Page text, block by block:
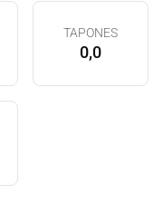
TAPONES
0,0